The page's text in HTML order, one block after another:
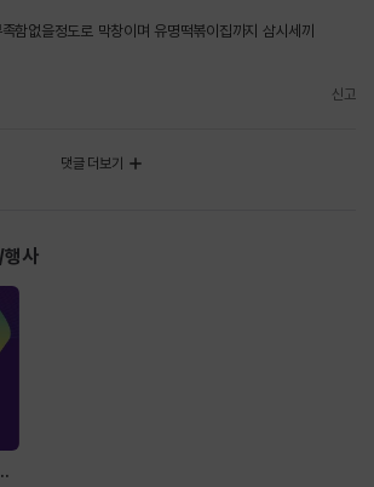
함없을정도로 막창이며 유명떡볶이집까지 삼시세끼
신고
댓글 더보기
행사
다-흐르다> Movement: Flow-Ringer-Flux